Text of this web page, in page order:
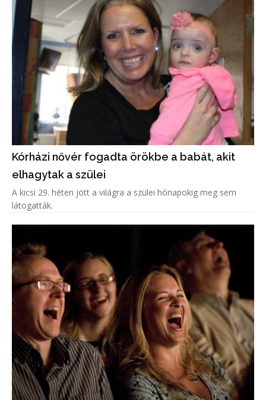
Kórházi nővér fogadta örökbe a babát, akit
elhagytak a szülei
A kicsi 29. héten jött a világra a szülei hónapokig meg sem
látogatták.